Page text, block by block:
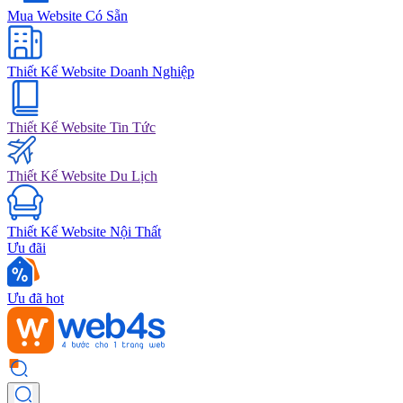
Mua Website Có Sẵn
Thiết Kế Website Doanh Nghiệp
Thiết Kế Website Tin Tức
Thiết Kế Website Du Lịch
Thiết Kế Website Nội Thất
Ưu đãi
Ưu đã hot